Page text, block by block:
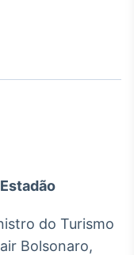
Estadão
do Turismo
Bolsonaro,